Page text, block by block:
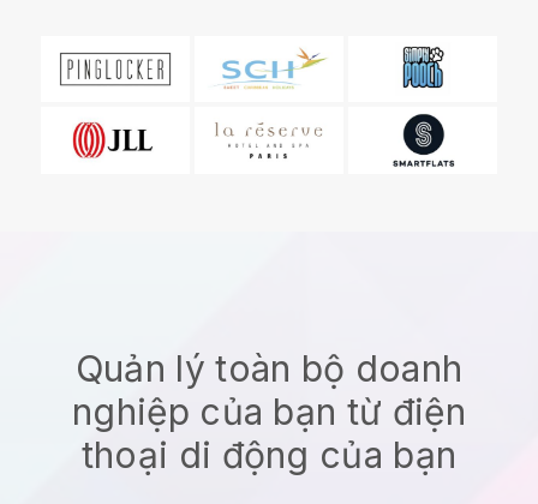
Quản lý toàn bộ doanh
nghiệp của bạn từ điện
thoại di động của bạn